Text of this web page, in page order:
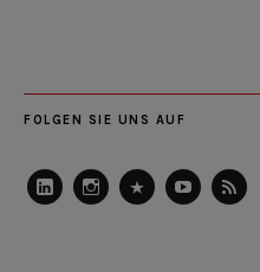
FOLGEN SIE UNS AUF